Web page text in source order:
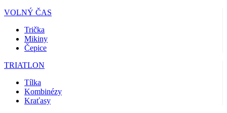
VOLNÝ ČAS
Trička
Mikiny
Čepice
TRIATLON
Tílka
Kombinézy
Kraťasy